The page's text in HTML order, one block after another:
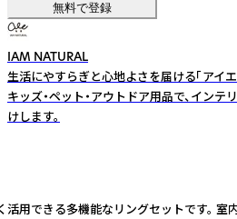
無料で登録
IAM NATURAL
生活にやすらぎと心地よさを届ける「アイ
キッズ・ペット・アウトドア用品で、イン
けします。
きる多機能なリングセットです